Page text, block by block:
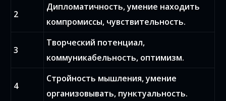
2
Дипломатичность, умение находить
компромиссы, чувствительность.
3
Творческий потенциал,
коммуникабельность, оптимизм.
4
Стройность мышления, умение
организовывать, пунктуальность.